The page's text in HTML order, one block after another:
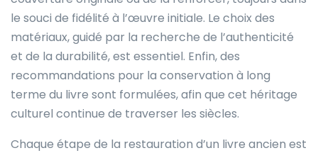
le souci de fidélité à l’œuvre initiale. Le choix des
matériaux, guidé par la recherche de l’authenticité
et de la durabilité, est essentiel. Enfin, des
recommandations pour la conservation à long
terme du livre sont formulées, afin que cet héritage
culturel continue de traverser les siècles.
Chaque étape de la restauration d’un livre ancien est